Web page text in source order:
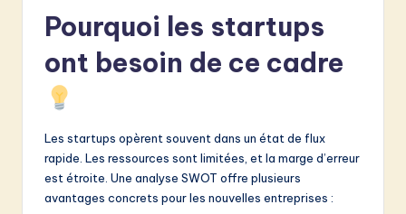
Pourquoi les startups
ont besoin de ce cadre
Les startups opèrent souvent dans un état de flux
rapide. Les ressources sont limitées, et la marge d’erreur
est étroite. Une analyse SWOT offre plusieurs
avantages concrets pour les nouvelles entreprises :